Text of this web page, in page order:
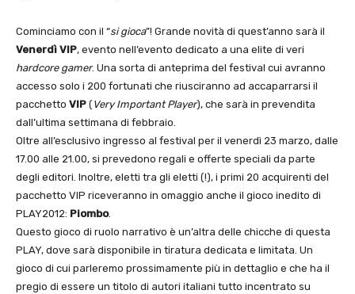
Cominciamo con il “si gioca”! Grande novità di quest’anno sarà il
Venerdì VIP, evento nell’evento dedicato a una elite di veri
hardcore gamer. Una sorta di anteprima del festival cui avranno
accesso solo i 200 fortunati che riusciranno ad accaparrarsi il
pacchetto VIP (Very Important Player), che sarà in prevendita
dall’ultima settimana di febbraio.
Oltre all’esclusivo ingresso al festival per il venerdì 23 marzo, dalle
17.00 alle 21.00, si prevedono regali e offerte speciali da parte
degli editori. Inoltre, eletti tra gli eletti (!), i primi 20 acquirenti del
pacchetto VIP riceveranno in omaggio anche il gioco inedito di
PLAY2012: Piombo.
Questo gioco di ruolo narrativo è un’altra delle chicche di questa
PLAY, dove sarà disponibile in tiratura dedicata e limitata. Un
gioco di cui parleremo prossimamente più in dettaglio e che ha il
pregio di essere un titolo di autori italiani tutto incentrato su